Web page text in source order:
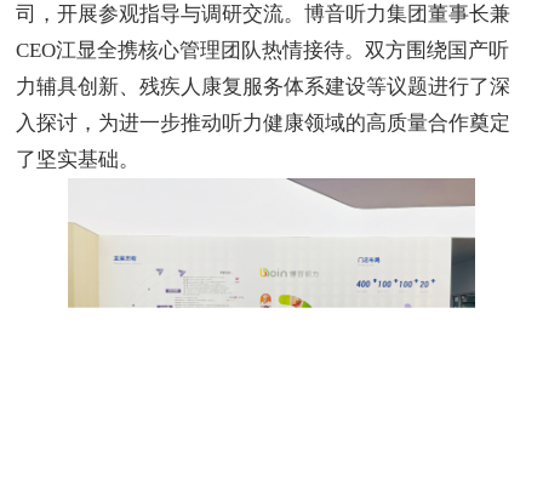
司，开展参观指导与调研交流。博音听力集团董事长兼
CEO江显全携核心管理团队热情接待。双方围绕国产听
力辅具创新、残疾人康复服务体系建设等议题进行了深
入探讨，为进一步推动听力健康领域的高质量合作奠定
了坚实基础。